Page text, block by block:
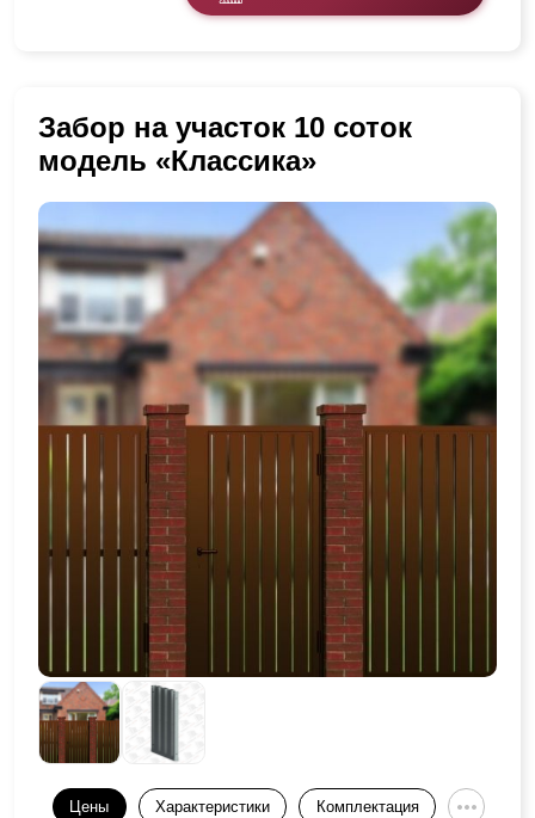
Забор на участок 10 соток
модель «Классика»
Цены Характеристики Комплектация